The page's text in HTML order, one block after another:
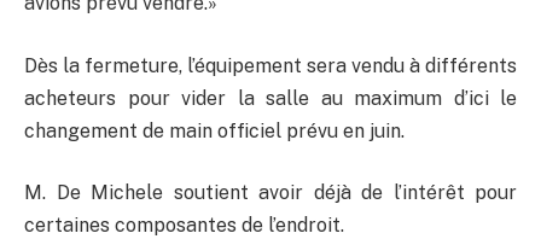
Dès la fermeture, l’équipement sera vendu à différents
acheteurs pour vider la salle au maximum d’ici le
changement de main officiel prévu en juin.
M. De Michele soutient avoir déjà de l’intérêt pour
certaines composantes de l’endroit.